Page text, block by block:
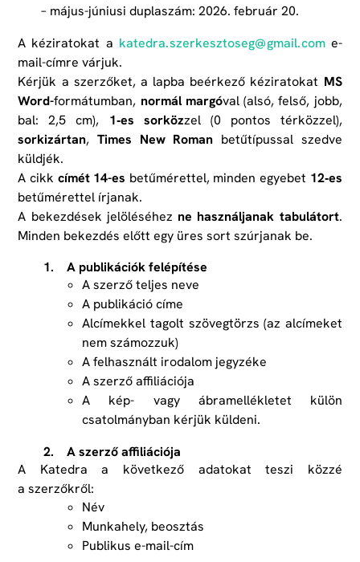
május-júniusi duplaszám: 2026. február 20.
A kéziratokat a katedra. szerkesztoseg@ gmail. come-
mail-címre várjuk.
Kérjük a szerzőket, a lapba beérkező kéziratokat MS
Word-formátumban, normál margóval (alsó, felső, jobb,
bal: 2,5 cm), 1‑es sorközzel (0 pontos térközzel),
sorkizártan,Times New Roman betűtípussal szedve
küldjék.
A cikk címét 14-es betűmérettel, minden egyebet 12‑es
betűmérettel írjanak.
A bekezdések jelöléséhez ne használjanak tabulátort.
Minden bekezdés előtt egy üres sort szúrjanak be.
1. A publikációk felépítése
A szerző teljes neve
A publikáció címe
Alcímekkel tagolt szövegtörzs (az alcímeket
nem számozzuk)
A felhasznált irodalom jegyzéke
A szerző affiliációja
A kép- vagy ábramellékletet külön
csatolmányban kérjük küldeni.
2. A szerző affiliációja
A Katedra a következő adatokat teszi közzé
a szerzőkről:
Név
Munkahely, beosztás
Publikus e-mail-cím